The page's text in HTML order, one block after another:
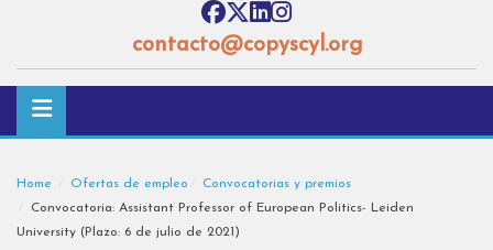
contacto@copyscyl.org
Home Ofertas de empleo
Convocatorias y premios
Convocatoria: Assistant Professor of European Politics- Leiden
University (Plazo: 6 de julio de 2021)